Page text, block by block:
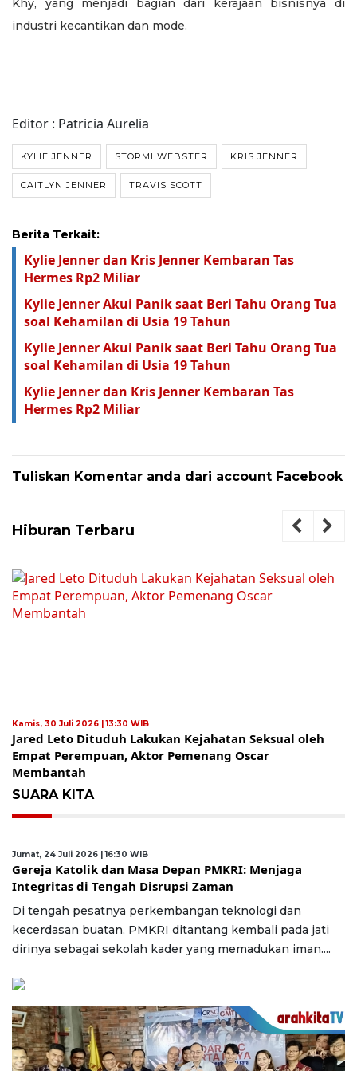
Khy, yang menjadi bagian dari kerajaan bisnisnya di
industri kecantikan dan mode.
Editor : Patricia Aurelia
KYLIE JENNER STORMI WEBSTER KRIS JENNER
CAITLYN JENNER TRAVIS SCOTT
Berita Terkait:
Kylie Jenner dan Kris Jenner Kembaran Tas
Hermes Rp2 Miliar
Kylie Jenner Akui Panik saat Beri Tahu Orang Tua
soal Kehamilan di Usia 19 Tahun
Kylie Jenner Akui Panik saat Beri Tahu Orang Tua
soal Kehamilan di Usia 19 Tahun
Kylie Jenner dan Kris Jenner Kembaran Tas
Hermes Rp2 Miliar
Tuliskan Komentar anda dari account Facebook
Hiburan Terbaru
Kamis, 30 Juli 2026 | 13:30 WIB
Jared Leto Dituduh Lakukan Kejahatan Seksual oleh
Empat Perempuan, Aktor Pemenang Oscar
Membantah
SUARA KITA
Jumat, 24 Juli 2026 | 16:30 WIB
Gereja Katolik dan Masa Depan PMKRI: Menjaga
Integritas di Tengah Disrupsi Zaman
Di tengah pesatnya perkembangan teknologi dan
kecerdasan buatan, PMKRI ditantang kembali pada jati
dirinya sebagai sekolah kader yang memadukan iman....